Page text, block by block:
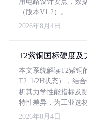
（版本V1.2）。
2026年8月4日
T2紫铜国标硬度及
本文系统解读T2紫铜
T2_1/2H状态），结
析其力学性能指标及
特性差异，为工业选
2026年8月4日